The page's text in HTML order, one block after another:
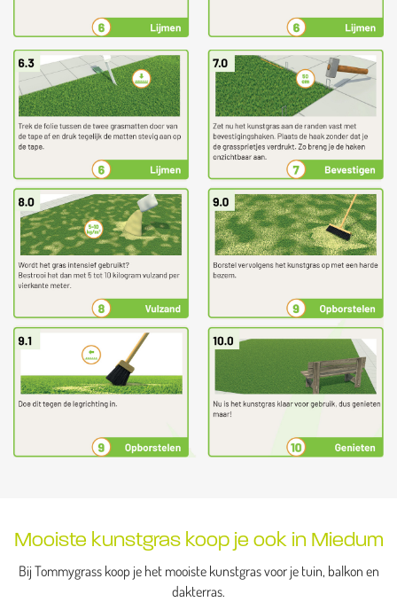
Mooiste kunstgras koop je ook in Miedum
Bij Tommygrass koop je het mooiste kunstgras voor je tuin, balkon en
dakterras.